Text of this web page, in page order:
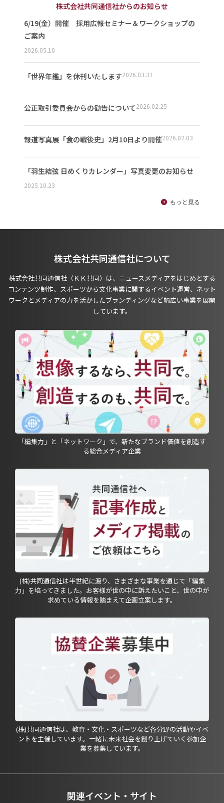
株式会社共同通信社からのお知らせ
6/19(金）開催 採用広報セミナー＆ワークショップの
ご案内
2026.05.10
「世界年鑑」を休刊いたします2026.03.31
公正取引委員会からの勧告について2026.02.25
報道写真展「食の戦後史」2月10日より開催2026.02.03
「羽生結弦 日めくりカレンダー」写真変更のお知らせ
2025.10.23
もっと見る
株式会社共同通信社について
株式会社共同通信社（ＫＫ共同）は、ニュースメディアをはじめとする
コンテンツ制作、スポーツから文化事業に関するイベント運営、ネット
ワークとメディアの力を活かしたブランディングなど幅広い事業を展開
しています。
「編集力」と「ネットワーク」で、新たなブランド価値を創造す
る総合メディア企業
(株)共同通信社は半世紀に渡り、さまざまな事業を通じて「編集
力」を培ってきました。お客様が世の中に訴えたいこと、世の中が
求めている情報を踏まえて企画立案します。
(株)共同通信社は、教育・文化・スポーツなど各分野の活動やイベ
ントを主催しています。一緒に未来社会を創り上げていく参加企
業を募集しています。
関連イベント・サイト